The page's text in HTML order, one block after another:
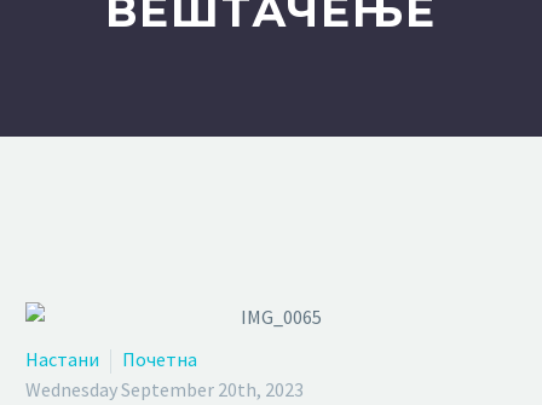
ВЕШТАЧЕЊЕ
Настани
Почетна
Wednesday September 20th, 2023